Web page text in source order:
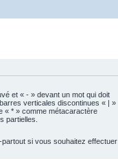
et « - » devant un mot qui doit
verticales discontinues « | »
« * » comme métacaractère
partielles.
si vous souhaitez effectuer